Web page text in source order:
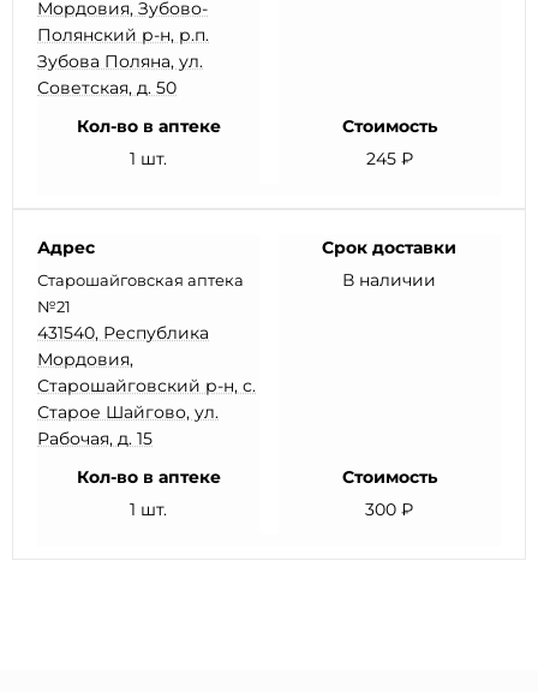
Мордовия, Зубово-
Полянский р-н, р.п.
Зубова Поляна, ул.
Советская, д. 50
Кол-во в аптеке
1 шт.
Стоимость
245 ₽
Адрес
Старошайговская аптека
№21
431540, Республика
Мордовия,
Старошайговский р-н, с.
Старое Шайгово, ул.
Рабочая, д. 15
Срок доставки
В наличии
Кол-во в аптеке
1 шт.
Стоимость
300 ₽